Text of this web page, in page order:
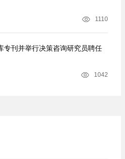
1110
专刊并举行决策咨询研究员聘任
1042